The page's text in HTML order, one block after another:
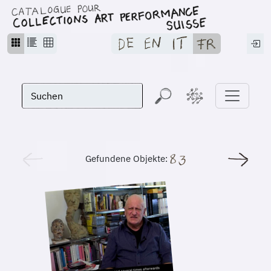
Gefundene Objekte: